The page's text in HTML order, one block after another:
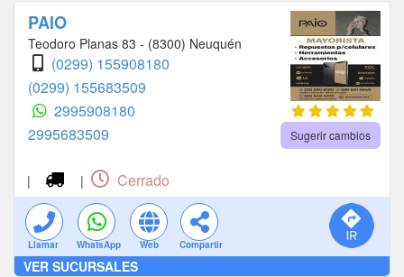
PAIO
Teodoro Planas 83 - (8300) Neuquén
(0299) 155908180
(0299) 155683509
2995908180
2995683509
Sugerir cambios
| | Cerrado
Llamar WhatsApp Web Compartir
VER SUCURSALES